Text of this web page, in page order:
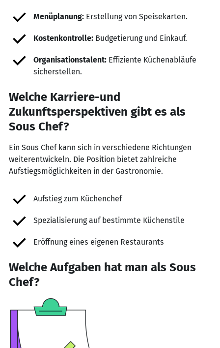
Menüplanung: Erstellung von Speisekarten.
Kostenkontrolle: Budgetierung und Einkauf.
Organisationstalent: Effiziente Küchenabläufe
sicherstellen.
Welche Karriere-und
Zukunftsperspektiven gibt es als
Sous Chef?
Ein Sous Chef kann sich in verschiedene Richtungen
weiterentwickeln. Die Position bietet zahlreiche
Aufstiegsmöglichkeiten in der Gastronomie.
Aufstieg zum Küchenchef
Spezialisierung auf bestimmte Küchenstile
Eröffnung eines eigenen Restaurants
Welche Aufgaben hat man als Sous
Chef?